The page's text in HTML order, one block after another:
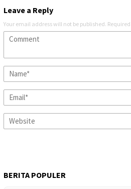
Leave a Reply
Your email address will not be published.
BERITA POPULER